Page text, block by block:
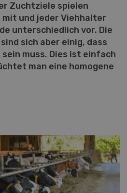
Zuchtziele spielen
und jeder Viehhalter
unterschiedlich vor. Die
sich aber einig, dass
sein muss. Dies ist einfach
man eine homogene